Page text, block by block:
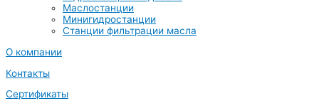
Маслостанции
Минигидростанции
Станции фильтрации масла
О компании
Контакты
Сертификаты